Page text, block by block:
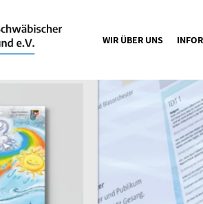
WIR ÜBER UNS